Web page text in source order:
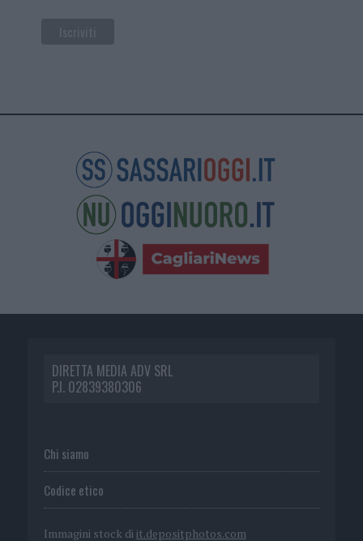
DIRETTA MEDIA ADV SRL
P.I. 02839380306
Chi siamo
Codice etico
Immagini stock di it.depositphotos.com